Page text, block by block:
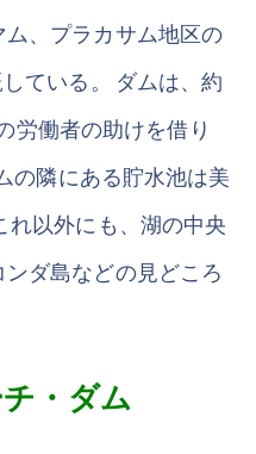
、プラカサム地区の
ている。 ダムは、約
働者の助けを借り
の隣にある貯水池は美
れ以外にも、湖の中央
ダ島などの見どころ
・ダム